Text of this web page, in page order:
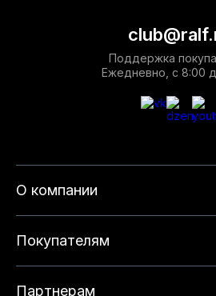
О компании
Покупателям
Партнерам
Поддержка
Ежедневно, с 8:00